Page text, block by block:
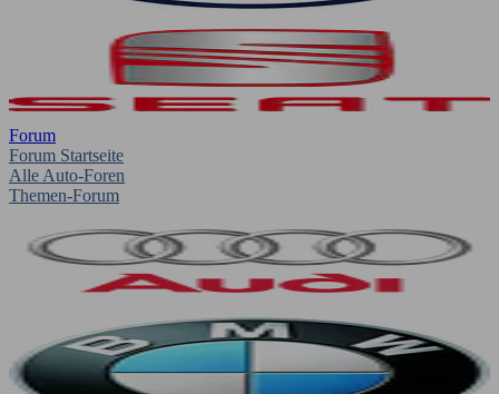
Forum
Forum Startseite
Alle Auto-Foren
Themen-Forum